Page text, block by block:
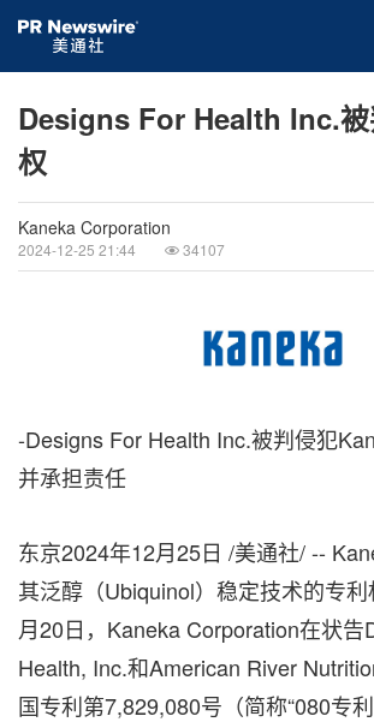
Designs For Health Inc.被
权
Kaneka Corporation
2024-12-25 21:44 34107
-Designs For Health Inc.被判侵犯
并承担责任
东京2024年12月25日 /美通社/ --
其泛醇（Ubiquinol）稳定技术的专
月20日，Kaneka Corporation在状告
Health, Inc.和American River
国专利第7,829,080号（简称“080专